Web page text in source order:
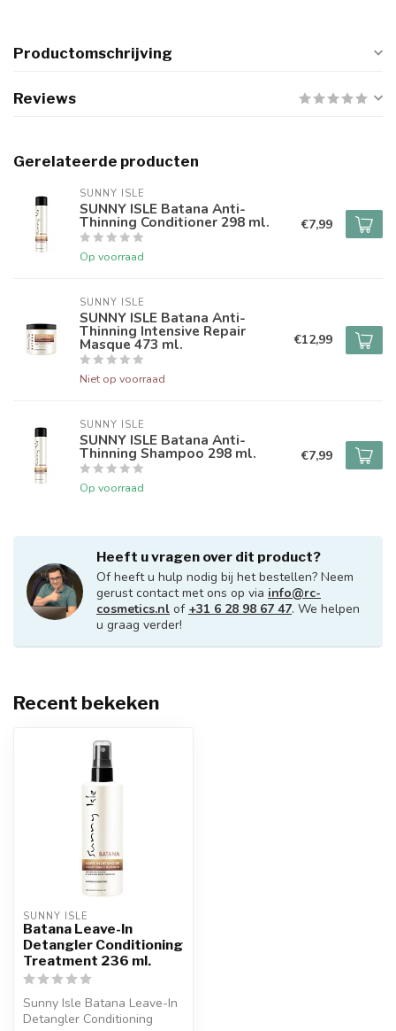
Productomschrijving
Reviews
Gerelateerde producten
SUNNY ISLE
SUNNY ISLE Batana Anti-
Thinning Conditioner 298 ml.
Op voorraad
€7,99
SUNNY ISLE
SUNNY ISLE Batana Anti-
Thinning Intensive Repair
Masque 473 ml.
Niet op voorraad
€12,99
SUNNY ISLE
SUNNY ISLE Batana Anti-
Thinning Shampoo 298 ml.
Op voorraad
€7,99
Heeft u vragen over dit product?
Of heeft u hulp nodig bij het bestellen? Neem
gerust contact met ons op via info@rc-
cosmetics.nl of +31 6 28 98 67 47. We helpen
u graag verder!
Recent bekeken
SUNNY ISLE
Batana Leave-In
Detangler Conditioning
Treatment 236 ml.
Sunny Isle Batana Leave-In
Detangler Conditioning